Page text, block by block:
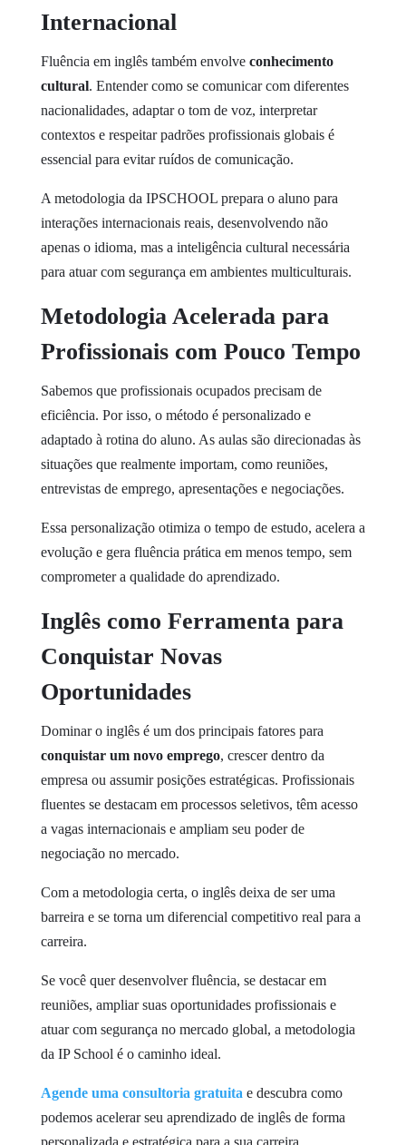
Internacional
Fluência em inglês também envolve conhecimento
cultural. Entender como se comunicar com diferentes
nacionalidades, adaptar o tom de voz, interpretar
contextos e respeitar padrões profissionais globais é
essencial para evitar ruídos de comunicação.
A metodologia da IPSCHOOL prepara o aluno para
interações internacionais reais, desenvolvendo não
apenas o idioma, mas a inteligência cultural necessária
para atuar com segurança em ambientes multiculturais.
Metodologia Acelerada para
Profissionais com Pouco Tempo
Sabemos que profissionais ocupados precisam de
eficiência. Por isso, o método é personalizado e
adaptado à rotina do aluno. As aulas são direcionadas às
situações que realmente importam, como reuniões,
entrevistas de emprego, apresentações e negociações.
Essa personalização otimiza o tempo de estudo, acelera a
evolução e gera fluência prática em menos tempo, sem
comprometer a qualidade do aprendizado.
Inglês como Ferramenta para
Conquistar Novas
Oportunidades
Dominar o inglês é um dos principais fatores para
conquistar um novo emprego, crescer dentro da
empresa ou assumir posições estratégicas. Profissionais
fluentes se destacam em processos seletivos, têm acesso
a vagas internacionais e ampliam seu poder de
negociação no mercado.
Com a metodologia certa, o inglês deixa de ser uma
barreira e se torna um diferencial competitivo real para a
carreira.
Se você quer desenvolver fluência, se destacar em
reuniões, ampliar suas oportunidades profissionais e
atuar com segurança no mercado global, a metodologia
da IP School é o caminho ideal.
Agende uma consultoria gratuita e descubra como
podemos acelerar seu aprendizado de inglês de forma
personalizada e estratégica para a sua carreira.